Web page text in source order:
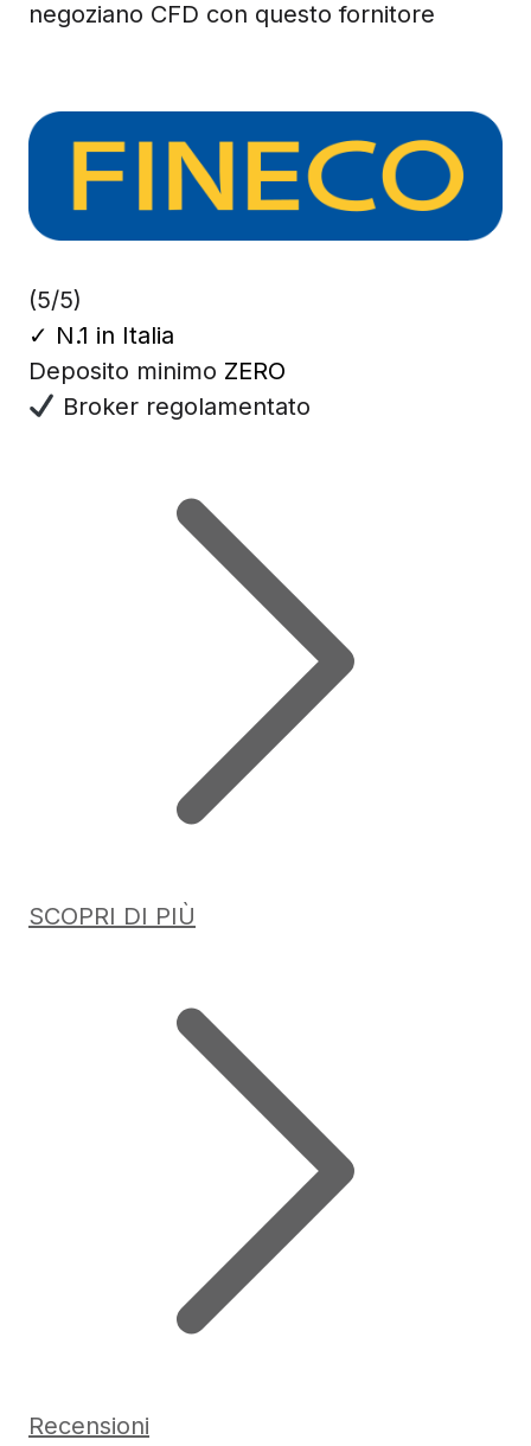
negoziano CFD con questo fornitore
(5/5)
✓ N.1 in Italia
Deposito minimo ZERO
Broker regolamentato
SCOPRI DI PIÙ
Recensioni